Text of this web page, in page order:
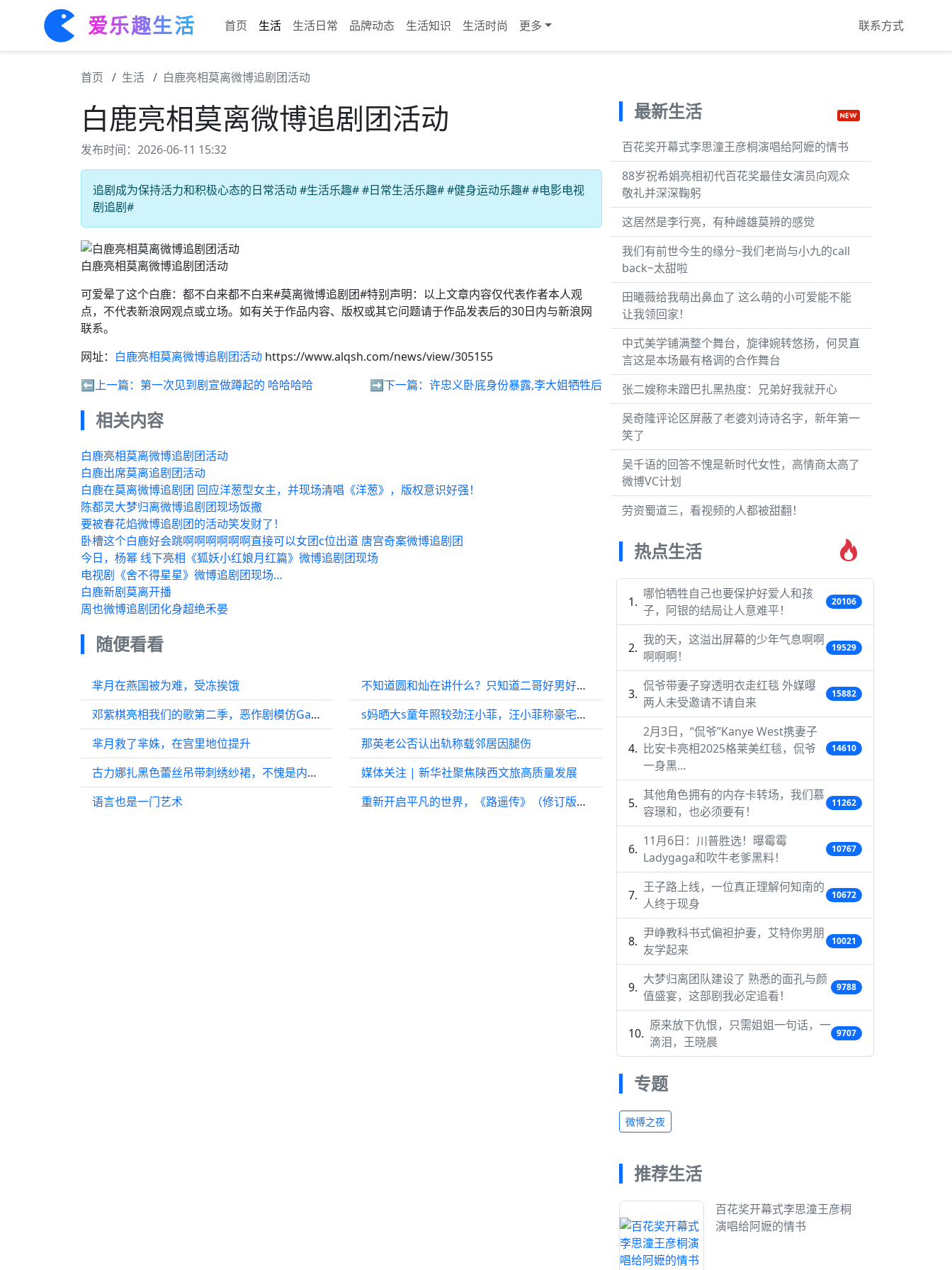
爱乐趣生活 首页 生活 生活日常 品牌动态 生活知识 生活时尚 更多 联系方式
首页 生活 白鹿亮相莫离微博追剧团活动
白鹿亮相莫离微博追剧团活动
发布时间：2026-06-11 15:32
追剧成为保持活力和积极心态的日常活动 #生活乐趣# #日常生活乐趣# #健身运动乐趣# #电影电视
剧追剧#
白鹿亮相莫离微博追剧团活动
可爱晕了这个白鹿：都不白来都不白来#莫离微博追剧团#特别声明：以上文章内容仅代表作者本人观
点，不代表新浪网观点或立场。如有关于作品内容、版权或其它问题请于作品发表后的30日内与新浪网
联系。
网址： 白鹿亮相莫离微博追剧团活动 https://www.alqsh.com/news/view/305155
⬅️上一篇： 第一次见到剧宣做蹲起的 哈哈哈哈 ➡️下一篇： 许忠义卧底身份暴露,李大姐牺牲后
相关内容
白鹿亮相莫离微博追剧团活动
白鹿出席莫离追剧团活动
白鹿在莫离微博追剧团 回应洋葱型女主，并现场清唱《洋葱》，版权意识好强！
陈都灵大梦归离微博追剧团现场饭撒
要被春花焰微博追剧团的活动笑发财了！
卧槽这个白鹿好会跳啊啊啊啊啊啊直接可以女团c位出道 唐宫奇案微博追剧团
今日，杨幂 线下亮相《狐妖小红娘月红篇》微博追剧团现场
电视剧《舍不得星星》微博追剧团现场…
白鹿新剧莫离开播
周也微博追剧团化身超绝禾晏
随便看看
芈月在燕国被为难，受冻挨饿
邓紫棋亮相我们的歌第二季，恶作剧模仿Gai周延
芈月救了芈姝，在宫里地位提升
古力娜扎黑色蕾丝吊带刺绣纱裙，不愧是内娱颜值天花板，魅力四射！
语言也是一门艺术
不知道圆和灿在讲什么？只知道二哥好男好有领导力！
s妈晒大s童年照较劲汪小菲，汪小菲称豪宅已无关
那英老公否认出轨称载邻居因腿伤
媒体关注 | 新华社聚焦陕西文旅高质量发展
重新开启平凡的世界，《路遥传》（修订版》披露一批新发现史料
最新生活
百花奖开幕式李思潼王彦桐演唱给阿嬷的情书
88岁祝希娟亮相初代百花奖最佳女演员向观众
敬礼并深深鞠躬
这居然是李行亮，有种雌雄莫辨的感觉
我们有前世今生的缘分~我们老尚与小九的call
back~太甜啦
田曦薇给我萌出鼻血了 这么萌的小可爱能不能
让我领回家！
中式美学铺满整个舞台，旋律婉转悠扬，何炅直
言这是本场最有格调的合作舞台
张二嫂称未蹭巴扎黑热度：兄弟好我就开心
吴奇隆评论区屏蔽了老婆刘诗诗名字，新年第一
笑了
吴千语的回答不愧是新时代女性，高情商太高了
微博VC计划
劳资蜀道三，看视频的人都被甜翻！
热点生活
哪怕牺牲自己也要保护好爱人和孩
子，阿银的结局让人意难平！
20106
我的天，这溢出屏幕的少年气息啊啊
啊啊啊！
19529
侃爷带妻子穿透明衣走红毯 外媒曝
两人未受邀请不请自来
15882
2月3日，“侃爷”Kanye West携妻子
比安卡亮相2025格莱美红毯，侃爷
一身黑…
14610
其他角色拥有的内存卡转场，我们慕
容璟和，也必须要有！
11262
11月6日：川普胜选！曝霉霉
Ladygaga和吹牛老爹黑料！
10767
王子路上线，一位真正理解何知南的
人终于现身
10672
尹峥教科书式偏袒护妻，艾特你男朋
友学起来
10021
大梦归离团队建设了 熟悉的面孔与颜
值盛宴，这部剧我必定追看！
9788
原来放下仇恨，只需姐姐一句话，一
滴泪，王晓晨
9707
专题
微博之夜
推荐生活
百花奖开幕式李思潼王彦桐
演唱给阿嬷的情书